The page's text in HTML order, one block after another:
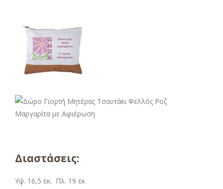
Διαστάσεις:
Υψ. 16,5 εκ. Πλ. 19 εκ